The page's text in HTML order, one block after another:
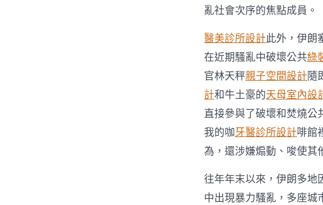
亂社會次序的焦點成員。
醫美診所設計此外，伊朗
在近期騷亂中破壞公共綠
官林天秤親子空間設計隨
計和牛土豪的天母室內設
直接參與了破壞和焚燒公
我的咖牙醫診所設計啡館
為，還涉嫌煽動、唆使其
往年年末以來，伊朗多地
中出現暴力騷亂，多座城